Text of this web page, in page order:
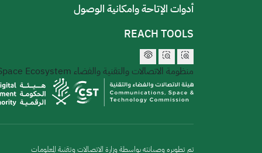
أدوات الإتاحة وامكانية الوصول
REACH TOOLS
منظومة الاتصالات والتقنية والفضاء Ecosystem
تم تطويره وصيانته بواسطة وزارة الاتصالات وتقنية المعلومات